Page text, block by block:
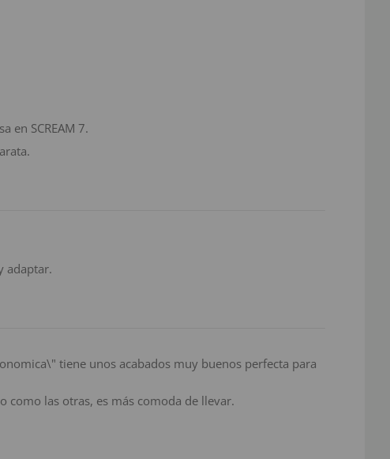
en SCREAM 7.
adaptar.
tiene unos acabados muy buenos perfecta para
como las otras, es más comoda de llevar.